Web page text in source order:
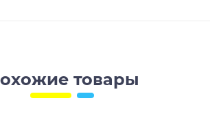
товары